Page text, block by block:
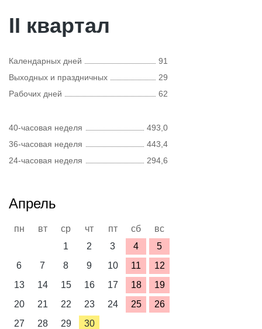
II квартал
Календарных дней
91
Выходных и праздничных
29
Рабочих дней
62
40-часовая неделя
493,0
36-часовая неделя
443,4
24-часовая неделя
294,6
Апрель
пн вт ср чт пт сб
вс
1
2 3 4
5
6
7 8 9 10 11
12
13
14 15 16 17 18
19
20
21 22 23 24 25
26
27
28 29 30